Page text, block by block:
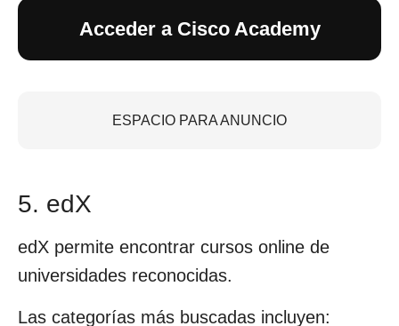
Acceder a Cisco Academy
ESPACIO PARA ANUNCIO
5. edX
edX permite encontrar cursos online de
universidades reconocidas.
Las categorías más buscadas incluyen: